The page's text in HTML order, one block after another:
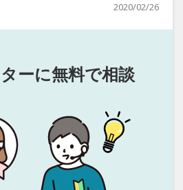
2020/02/26
ーに無料で相談